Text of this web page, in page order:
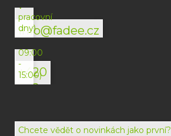
info@fadee.cz
v
pracovní
dny)
+420
792
072
(Po-
09:00
-
15:00)
Chcete vědět o novinkách jako první?